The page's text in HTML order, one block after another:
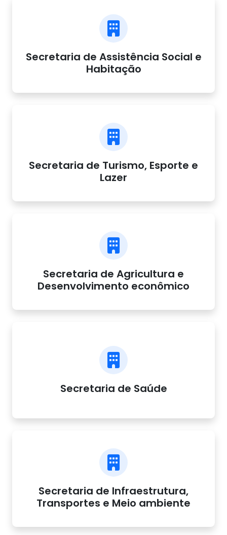
Secretaria de Assistência Social e
Habitação
Secretaria de Turismo, Esporte e
Lazer
Secretaria de Agricultura e
Desenvolvimento econômico
Secretaria de Saúde
Secretaria de Infraestrutura,
Transportes e Meio ambiente